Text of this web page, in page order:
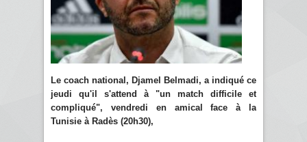
Le coach national, Djamel Belmadi, a indiqué ce
jeudi qu'il s'attend à "un match difficile et
compliqué", vendredi en amical face à la
Tunisie à Radès (20h30),